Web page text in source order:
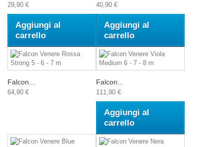
29,90 €
Aggiungi al
carrello
40,90 €
Aggiungi al
carrello
Falcon...
64,90 €
Falcon...
111,90 €
Aggiungi al
carrello